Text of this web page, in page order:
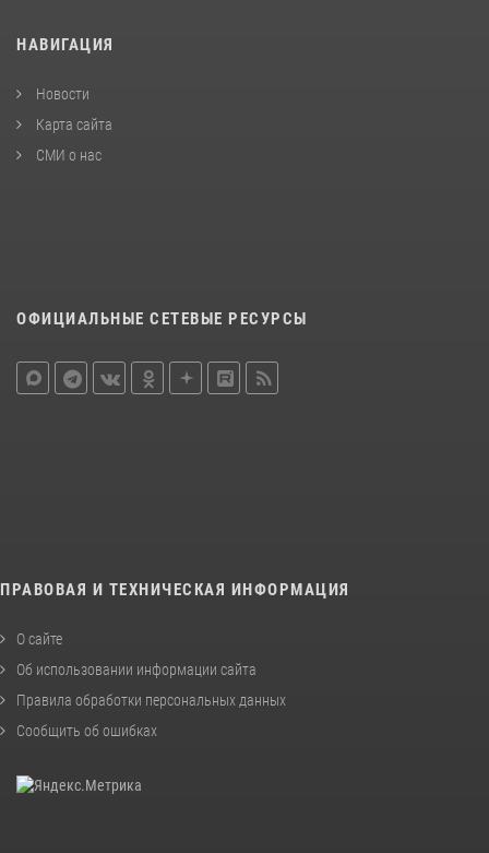
НАВИГАЦИЯ
Новости
Карта сайта
СМИ о нас
ОФИЦИАЛЬНЫЕ СЕТЕВЫЕ РЕСУРСЫ
ПРАВОВАЯ И ТЕХНИЧЕСКАЯ ИНФОРМАЦИЯ
О сайте
Об использовании информации сайта
Правила обработки персональных данных
Сообщить об ошибках